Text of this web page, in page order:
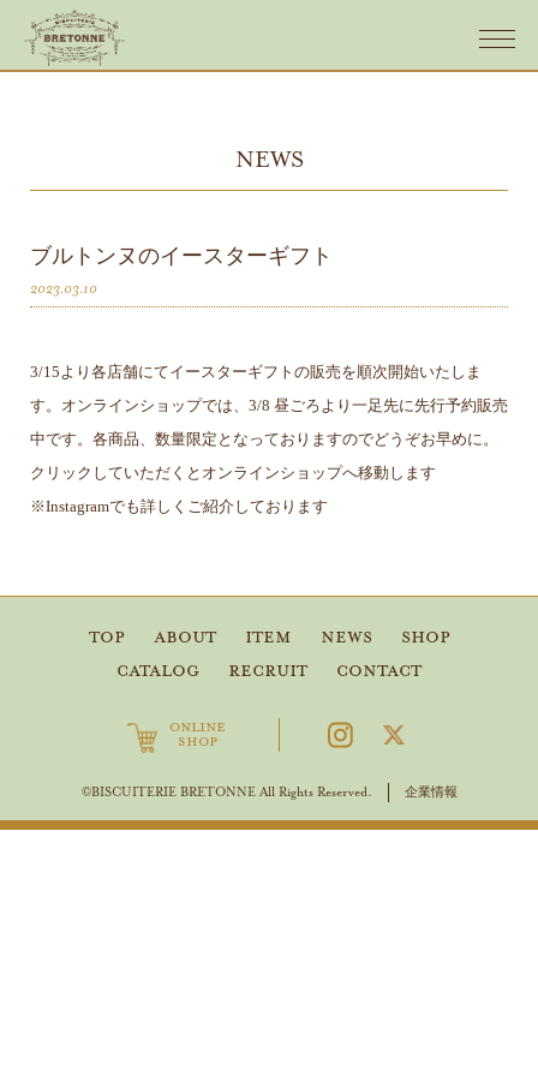
NEWS
ブルトンヌのイースターギフト
2023.03.10
3/15より各店舗にてイースターギフトの販売を順次開始いたしま
す。オンラインショップでは、3/8 昼ごろより一足先に先行予約販売
中です。各商品、数量限定となっておりますのでどうぞお早めに。
クリックしていただくとオンラインショップへ移動します
※Instagramでも詳しくご紹介しております
TOP ABOUT ITEM NEWS
SHOP
CATALOG
RECRUIT CONTACT
ONLINE
SHOP
©BISCUITERIE BRETONNE All Rights Reserved. 企業情報